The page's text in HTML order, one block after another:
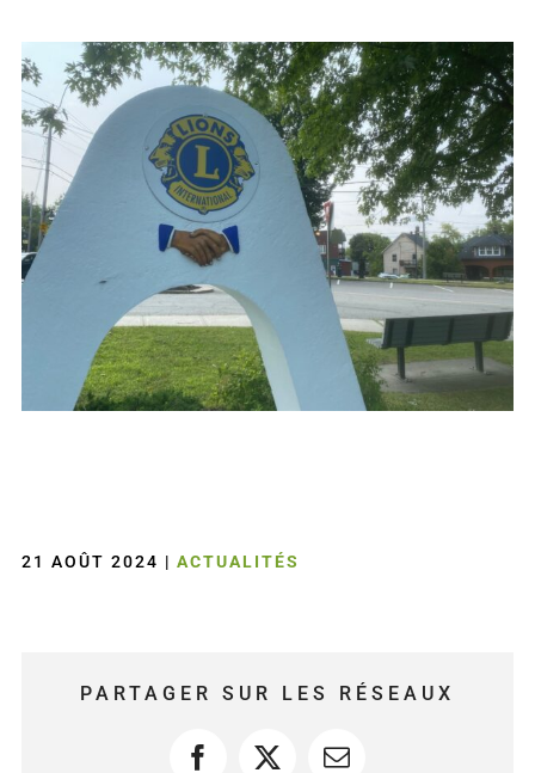
21 AOÛT 2024 | ACTUALITÉS
PARTAGER SUR LES RÉSEAUX